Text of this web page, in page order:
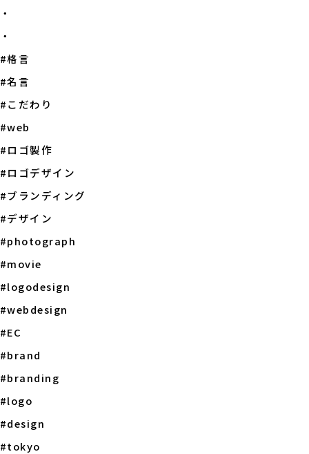
・
・
#格言
#名言
#こだわり
#web
#ロゴ製作
#ロゴデザイン
#ブランディング
#デザイン
#photograph
#movie
#logodesign
#webdesign
#EC
#brand
#branding
#logo
#design
#tokyo